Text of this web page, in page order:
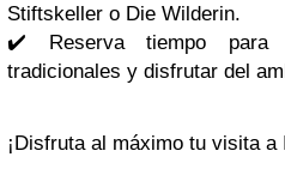
Stiftskeller o Die Wilderin.
✔️ Reserva tiempo para
tradicionales y disfrutar del
¡Disfruta al máximo tu visita